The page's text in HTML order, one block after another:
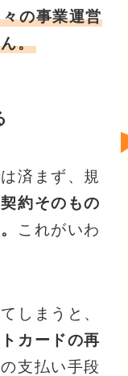
の事業運営
。
済まず、規
契約そのもの
これがいわ
しまうと、
カードの再
支払い手段